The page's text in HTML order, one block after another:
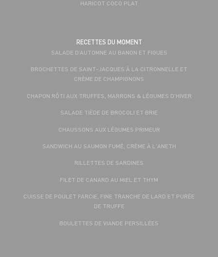
HARICOT COCO PLAT
RECETTES DU MOMENT
SALADE D’AUTOMNE AU BANON ET FIGUES
BROCHETTES DE SAINT-JACQUES À LA CITRONNELLE ET
CRÈME DE CHAMPIGNONS
CHAPON RÔTI AUX TRUFFES, MARRONS & LÉGUMES D’HIVER
SALADE TIÈDE DE BROCOLI ET BRIE
CHAUSSONS AUX LÉGUMES PRIMEUR
SANDWICH AU SAUMON FUMÉ, CRÈME À L'ANETH
RILLETTES DE SARDINES
FILET DE CANARD AU MIEL ET THYM
CUISSE DE POULET FARCIE, FINE TRANCHE DE LARD ET PURÉE
DE TRUFFE
BOULETTES DE VIANDE PERSILLÉES